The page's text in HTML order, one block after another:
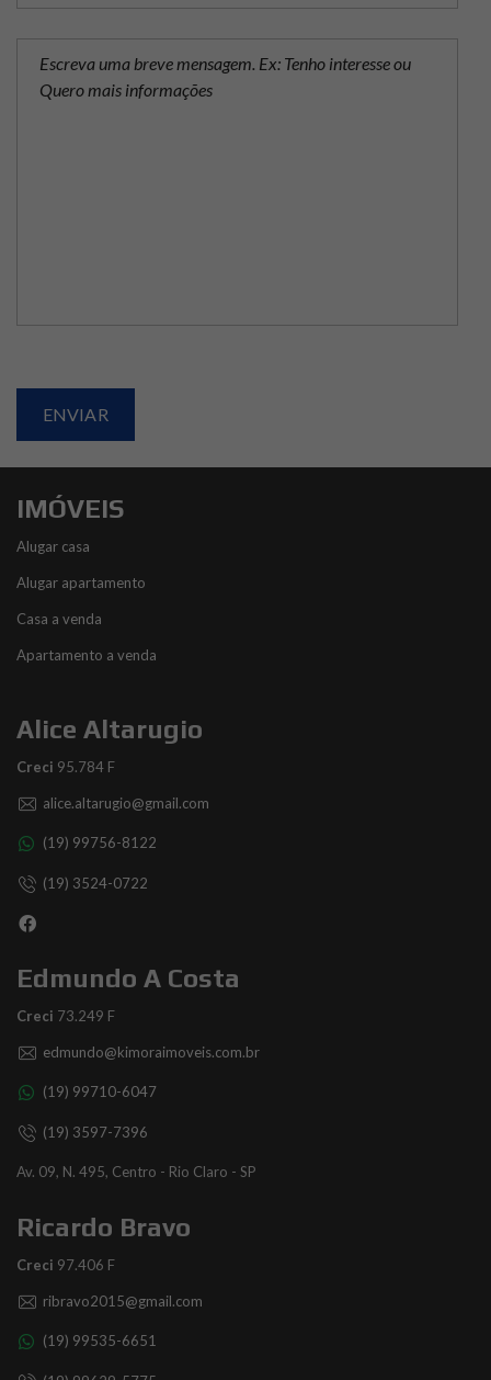
IMÓVEIS
Alugar casa
Alugar apartamento
Casa a venda
Apartamento a venda
Alice Altarugio
Creci 95.784 F
alice.altarugio@gmail.com
(19) 99756-8122
(19) 3524-0722
Edmundo A Costa
Creci 73.249 F
edmundo@kimoraimoveis.com.br
(19) 99710-6047
(19) 3597-7396
Av. 09, N. 495, Centro - Rio Claro - SP
Ricardo Bravo
Creci 97.406 F
ribravo2015@gmail.com
(19) 99535-6651